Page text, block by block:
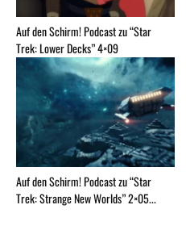
Auf den Schirm! Podcast zu “Star
Trek: Lower Decks” 4×09
Auf den Schirm! Podcast zu “Star
Trek: Strange New Worlds” 2×05...